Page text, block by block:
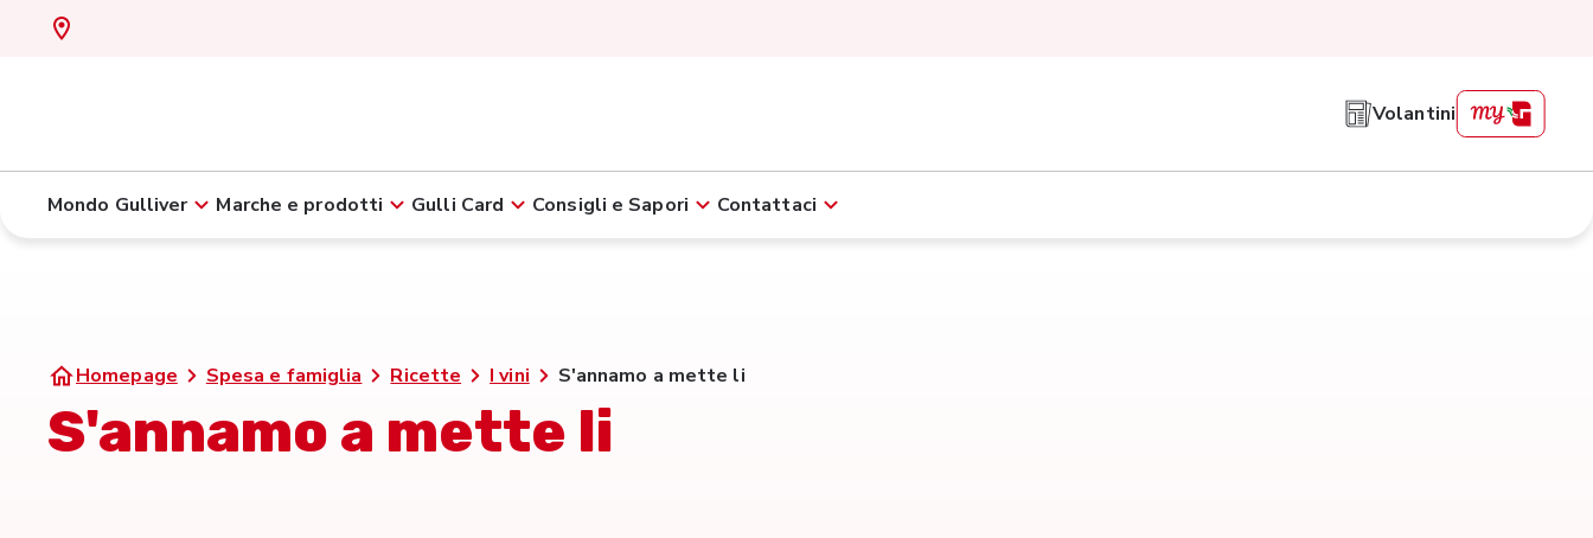
Volantini
Mondo Gulliver Marche e prodotti Gulli Card Consigli e Sapori Contattaci
Homepage Spesa e famiglia Ricette I vini S'annamo a mette li
S'annamo a mette li